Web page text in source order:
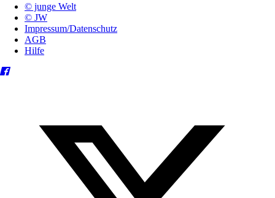
© junge Welt
© JW
Impressum/Datenschutz
AGB
Hilfe